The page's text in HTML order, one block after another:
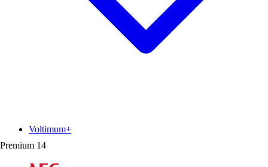
Premium 14
Voltimum+